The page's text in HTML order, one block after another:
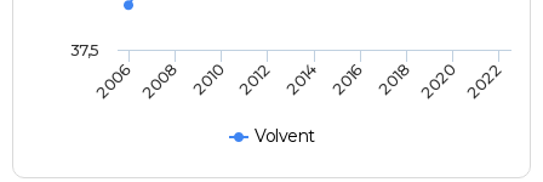
Volvent
2006 2008 2010 2012 2014 2016 2018 2020 2022
37,5